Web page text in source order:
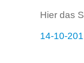
Hier das
14-10-